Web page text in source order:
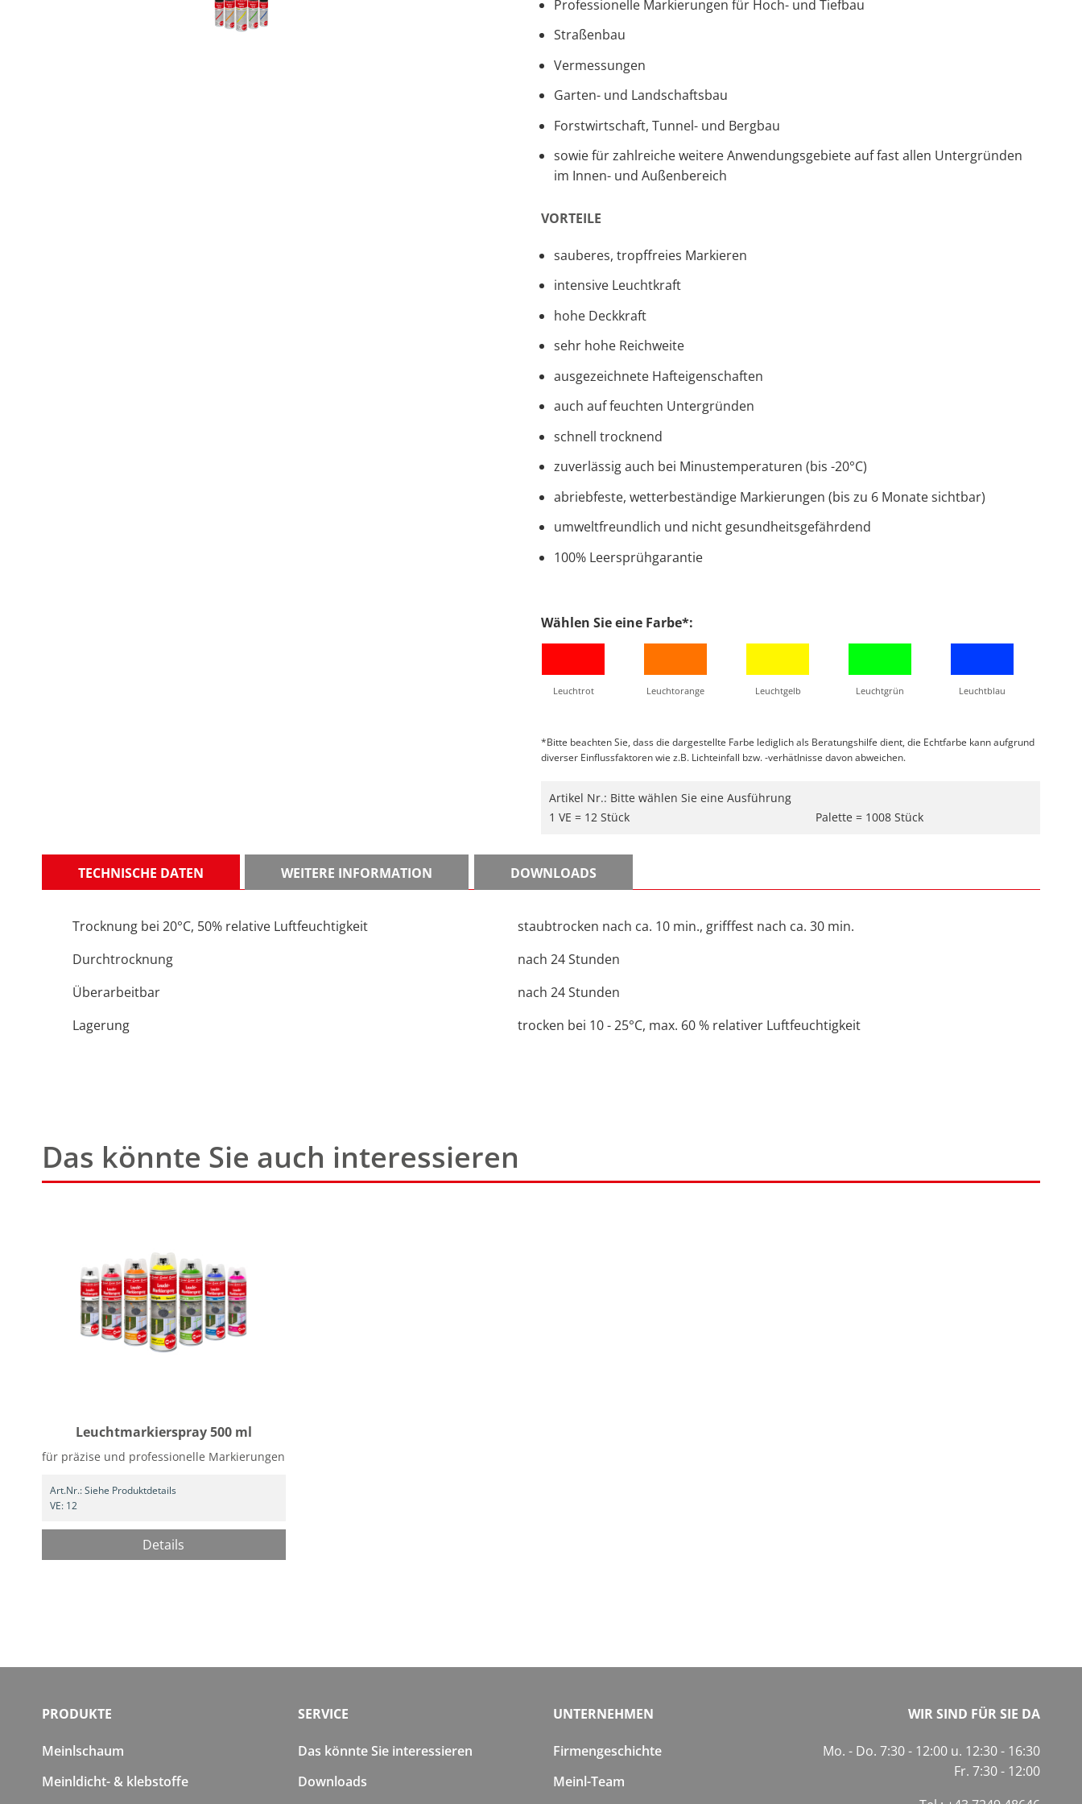
Professionelle Markierungen für Hoch- und Tiefbau
Straßenbau
Vermessungen
Garten- und Landschaftsbau
Forstwirtschaft, Tunnel- und Bergbau
sowie für zahlreiche weitere Anwendungsgebiete auf fast allen Untergründen
im Innen- und Außenbereich
VORTEILE
sauberes, tropffreies Markieren
intensive Leuchtkraft
hohe Deckkraft
sehr hohe Reichweite
ausgezeichnete Hafteigenschaften
auch auf feuchten Untergründen
schnell trocknend
zuverlässig auch bei Minustemperaturen (bis -20°C)
abriebfeste, wetterbeständige Markierungen (bis zu 6 Monate sichtbar)
umweltfreundlich und nicht gesundheitsgefährdend
100% Leersprühgarantie
*Bitte beachten Sie, dass die dargestellte Farbe lediglich als Beratungshilfe dient, die Echtfarbe kann aufgrund
diverser Einflussfaktoren wie z.B. Lichteinfall bzw. -verhätlnisse davon abweichen.
Artikel Nr.: Bitte wählen Sie eine Ausführung
1 VE = 12 Stück
Palette = 1008 Stück
TECHNISCHE DATEN
Trocknung bei 20°C, 50% relative Luftfeuchtigkeit
staubtrocken nach ca. 10 min., grifffest nach ca. 30 min.
Durchtrocknung
nach 24 Stunden
Überarbeitbar
nach 24 Stunden
Lagerung
trocken bei 10 - 25°C, max. 60 % relativer Luftfeuchtigkeit
WEITERE INFORMATION DOWNLOADS
Das könnte Sie auch interessieren
Leuchtmarkierspray 500 ml
für präzise und professionelle Markierungen
Art.Nr.:Siehe Produktdetails
VE: 12
Details
PRODUKTE
Meinlschaum
Meinldicht- & klebstoffe
SERVICE
Das könnte Sie interessieren
Downloads
UNTERNEHMEN
Firmengeschichte
Meinl-Team
WIR SIND FÜR SIE DA
Mo. - Do. 7:30 - 12:00 u. 12:30 - 16:30
Fr. 7:30 - 12:00